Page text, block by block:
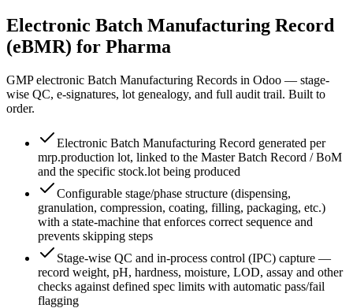
Electronic Batch Manufacturing Record
(eBMR) for Pharma
GMP electronic Batch Manufacturing Records in Odoo — stage-
wise QC, e-signatures, lot genealogy, and full audit trail. Built to
order.
Electronic Batch Manufacturing Record generated per
mrp.production lot, linked to the Master Batch Record / BoM
and the specific stock.lot being produced
Configurable stage/phase structure (dispensing,
granulation, compression, coating, filling, packaging, etc.)
with a state-machine that enforces correct sequence and
prevents skipping steps
Stage-wise QC and in-process control (IPC) capture —
record weight, pH, hardness, moisture, LOD, assay and other
checks against defined spec limits with automatic pass/fail
flagging